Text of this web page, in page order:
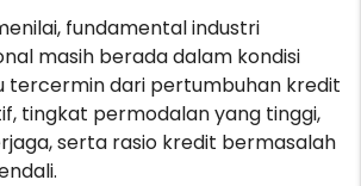
fundamental industri
masih berada dalam kondisi
tercermin dari pertumbuhan kredit
tingkat permodalan yang tinggi,
serta rasio kredit bermasalah